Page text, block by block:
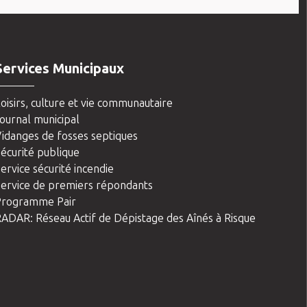
Municipaux
culture et vie communautaire
municipal
de fosses septiques
publique
sécurité incendie
de premiers répondants
Pair
Réseau Actif de Dépistage des Aînés à Risque